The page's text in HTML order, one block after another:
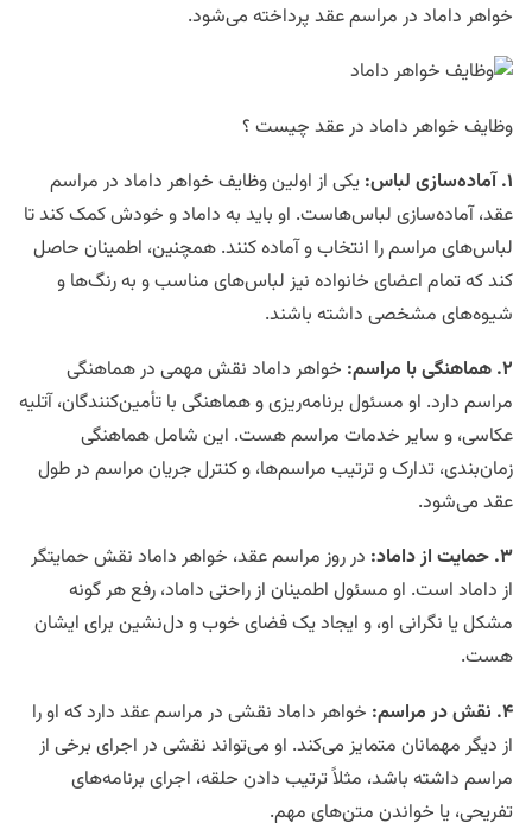
خواهر داماد در مراسم عقد پرداخته می‌شود.
وظایف خواهر داماد در عقد چیست ؟
۱.آماده‌سازی لباس: یکی از اولین وظایف خواهر داماد در مراسم
عقد، آماده‌سازی لباس‌هاست. او باید به داماد و خودش کمک کند تا
لباس‌های مراسم را انتخاب و آماده کنند. همچنین، اطمینان حاصل
کند که تمام اعضای خانواده نیز لباس‌های مناسب و به رنگ‌ها و
شیوه‌های مشخصی داشته باشند.
۲. هماهنگی با مراسم: خواهر داماد نقش مهمی در هماهنگی
مراسم دارد. او مسئول برنامه‌ریزی و هماهنگی با تأمین‌کنندگان، آتلیه
عکاسی، و سایر خدمات مراسم هست. این شامل هماهنگی
زمان‌بندی، تدارک و ترتیب مراسم‌ها، و کنترل جریان مراسم در طول
عقد می‌شود.
۳. حمایت از داماد: در روز مراسم عقد، خواهر داماد نقش حمایتگر
از داماد است. او مسئول اطمینان از راحتی داماد، رفع هر گونه
مشکل یا نگرانی او، و ایجاد یک فضای خوب و دل‌نشین برای ایشان
هست.
۴. نقش در مراسم: خواهر داماد نقشی در مراسم عقد دارد که او را
از دیگر مهمانان متمایز می‌کند. او می‌تواند نقشی در اجرای برخی از
مراسم داشته باشد، مثلاً ترتیب دادن حلقه، اجرای برنامه‌های
تفریحی، یا خواندن متن‌های مهم.